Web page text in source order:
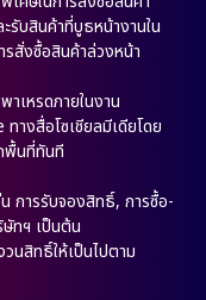
บสินค้าที่บูธหน้างานใน
สั่งซื้อสินค้าล่วงหน้า
าเหรดภายในงาน
างสื่อโซเชียลมีเดียโดย
พื้นที่ทันที
การรับจองสิทธิ์, การซื้อ-
ทฯ เป็นต้น
นสิทธิ์ให้เป็นไปตาม